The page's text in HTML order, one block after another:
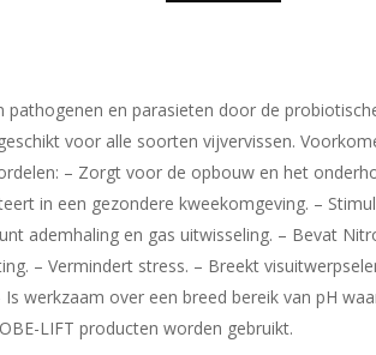
en parasieten door de
voor alle soorten vijvervissen.
– Zorgt voor de opbouw en het
in een gezondere kweekomgeving. –
ademhaling en gas uitwisseling. – Bevat
– Vermindert stress. – Breekt
werkzaam over een breed bereik van pH
LIFT producten worden gebruikt.